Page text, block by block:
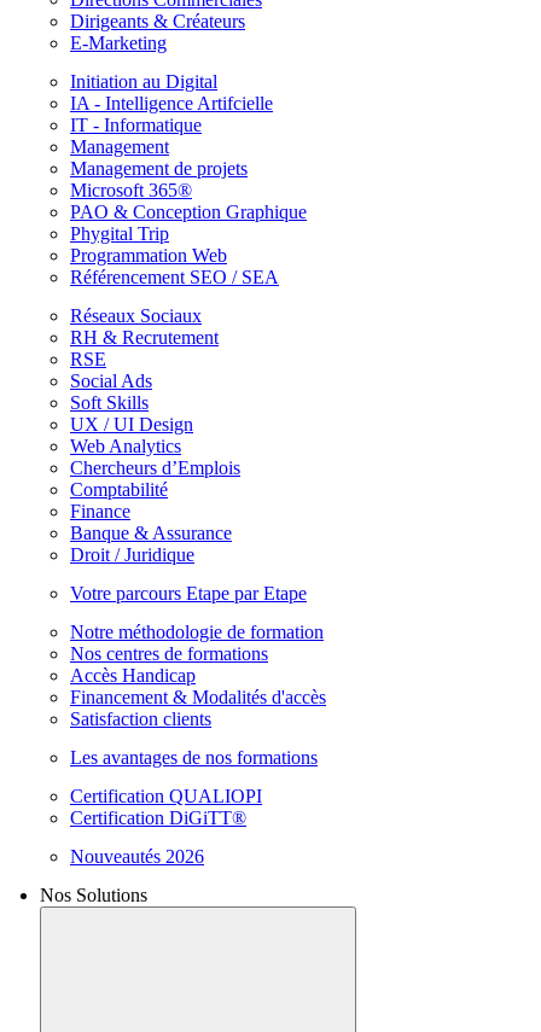
Dirigeants & Créateurs
E-Marketing
Initiation au Digital
IA - Intelligence Artifcielle
IT - Informatique
Management
Management de projets
Microsoft 365®
PAO & Conception Graphique
Phygital Trip
Programmation Web
Référencement SEO / SEA
Réseaux Sociaux
RH & Recrutement
RSE
Social Ads
Soft Skills
UX / UI Design
Web Analytics
Chercheurs d’Emplois
Comptabilité
Finance
Banque & Assurance
Droit / Juridique
Votre parcours Etape par Etape
Notre méthodologie de formation
Nos centres de formations
Accès Handicap
Financement & Modalités d'accès
Satisfaction clients
Les avantages de nos formations
Certification QUALIOPI
Certification DiGiTT®
Nouveautés 2026
Nos Solutions